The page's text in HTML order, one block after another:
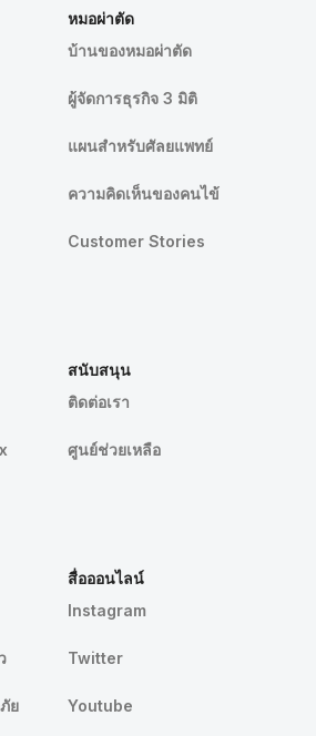
หมอผ่าตัด
บ้านของหมอผ่าตัด
ผู้จัดการธุรกิจ 3 มิติ
แผนสำหรับศัลยแพทย์
ความคิดเห็นของคนไข้
Customer Stories
สนับสนุน
ติดต่อเรา
ศูนย์ช่วยเหลือ
ย
สื่อออนไลน์
Instagram
Twitter
Youtube